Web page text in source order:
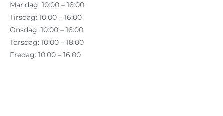
Mandag: 10:00 – 16:00
Tirsdag: 10:00 – 16:00
Onsdag: 10:00 – 16:00
Torsdag: 10:00 – 18:00
Fredag: 10:00 – 16:00